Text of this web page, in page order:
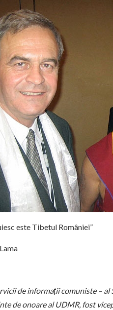
este Tibetul României”
de informații comuniste –
de onoare al UDMR, fost